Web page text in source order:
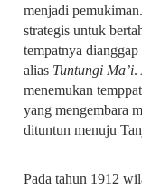
menjadi
strategis untuk
tempatnya
alias Tuntungi Ma’i.
menemukan
yang mengembara
dituntun menuju
Pada tahun 1912